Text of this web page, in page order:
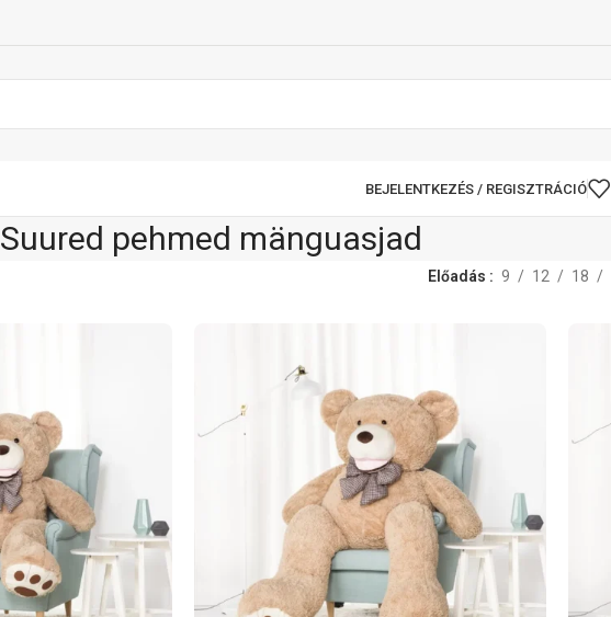
BEJELENTKEZÉS / REGISZTRÁCIÓ
Suured pehmed mänguasjad
Előadás 9 12 18